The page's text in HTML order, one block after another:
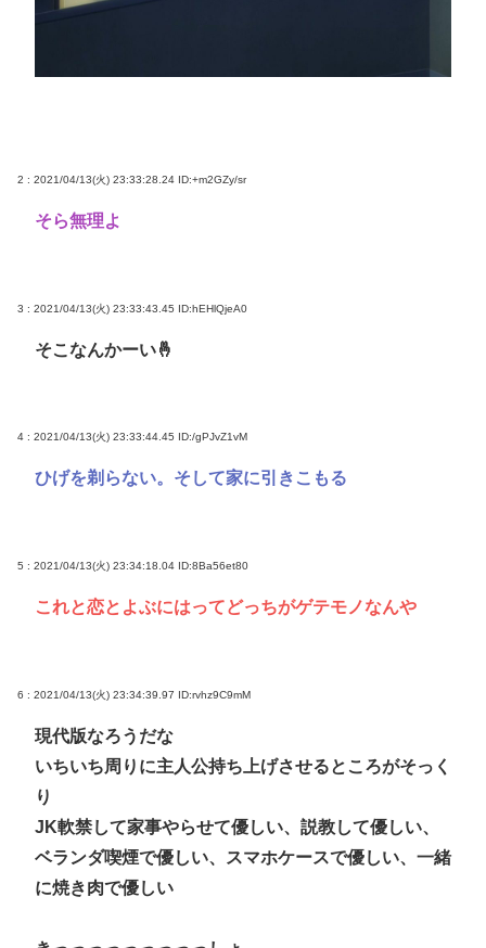
2 : 2021/04/13(火) 23:33:28.24 ID:+m2GZy/sr
そら無理よ
3 : 2021/04/13(火) 23:33:43.45 ID:hEHlQjeA0
そこなんかーい🤞
4 : 2021/04/13(火) 23:33:44.45 ID:/gPJvZ1vM
ひげを剃らない。そして家に引きこもる
5 : 2021/04/13(火) 23:34:18.04 ID:8Ba56et80
これと恋とよぶにはってどっちがゲテモノなんや
6 : 2021/04/13(火) 23:34:39.97 ID:rvhz9C9mM
現代版なろうだな
いちいち周りに主人公持ち上げさせるところがそっく
り
JK軟禁して家事やらせて優しい、説教して優しい、
ベランダ喫煙で優しい、スマホケースで優しい、一緒
に焼き肉で優しい